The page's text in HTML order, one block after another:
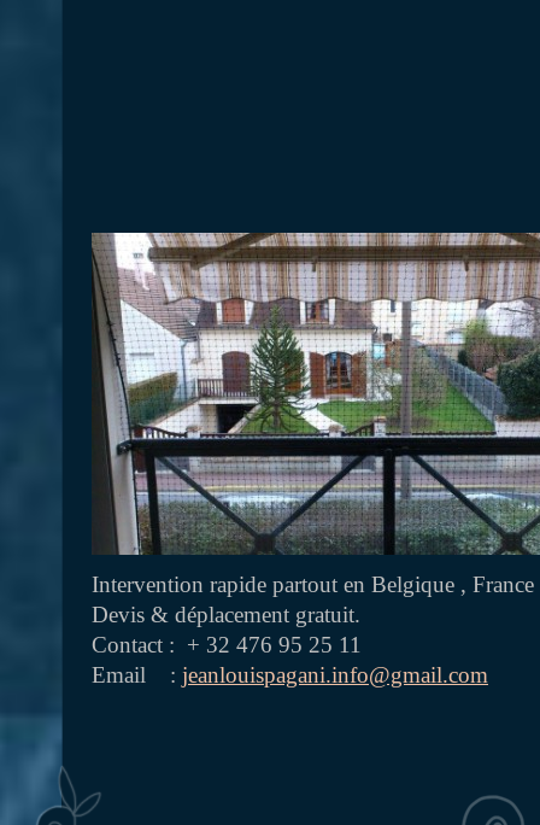
Intervention rapide partout en Belgique ,
Devis & déplacement gratuit.
Contact : + 32 476 95 25 11
Email : jeanlouispagani.info@gmail.com